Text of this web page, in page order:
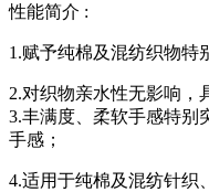
性能简介 :
1.赋予纯棉及混纺织物特
2.对织物亲水性无影响，
3.丰满度、柔软手感特别
手感；
4.适用于纯棉及混纺针织